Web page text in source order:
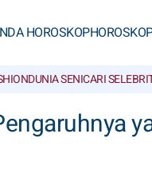
HOROSKOP
DUNIA SENICARI